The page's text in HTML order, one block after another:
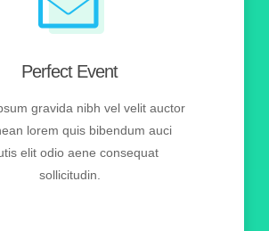
Perfect Event
gravida nibh vel velit auctor
lorem quis bibendum auci
elit odio aene consequat
sollicitudin.